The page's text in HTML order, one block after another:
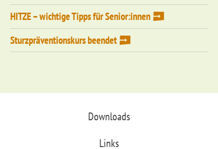
HITZE – wichtige Tipps für Senior:innen
Sturzpräventionskurs beendet
Downloads
Links